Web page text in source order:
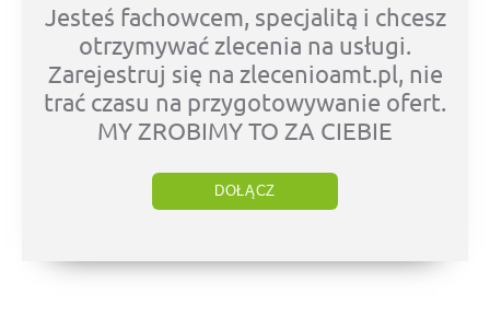
Jesteś fachowcem, specjalitą i chcesz
otrzymywać zlecenia na usługi.
Zarejestruj się na zlecenioamt.pl, nie
trać czasu na przygotowywanie ofert.
MY ZROBIMY TO ZA CIEBIE
DOŁĄCZ